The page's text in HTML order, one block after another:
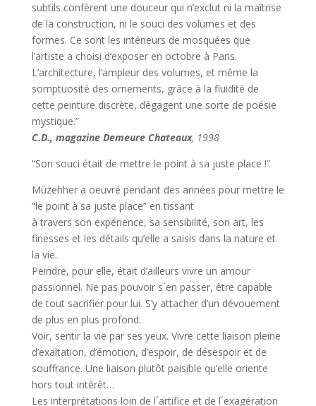
subtils confèrent une douceur qui n’exclut ni la maîtrise
de la construction, ni le souci des volumes et des
formes. Ce sont les intérieurs de mosquées que
l’artiste a choisi d’exposer en octobre à Paris.
L’architecture, l’ampleur des volumes, et même la
somptuosité des ornements, grâce à la fluidité de
cette peinture discrète, dégagent une sorte de poésie
mystique.”
C.D., magazine Demeure Chateaux, 1998
“Son souci était de mettre le point à sa juste place !”
Müzehher a oeuvré pendant des années pour mettre le
“le point à sa juste place” en tissant
à travers son expérience, sa sensibilité, son art, les
finesses et les détails qu’elle a saisis dans la nature et
la vie.
Peindre, pour elle, était d’ailleurs vivre un amour
passionnel. Ne pas pouvoir s´en passer, être capable
de tout sacrifier pour lui. S’y attacher d’un dévouement
de plus en plus profond.
Voir, sentir la vie par ses yeux. Vivre cette liaison pleine
d’exaltation, d’émotion, d’espoir, de désespoir et de
souffrance. Une liaison plutôt paisible qu’elle oriente
hors tout intérêt…
Les interprétations loin de l´artifice et de l´exagération